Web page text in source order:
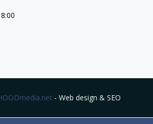
- Web design & SEO